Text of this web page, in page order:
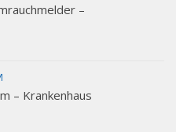
–
– Krankenhaus